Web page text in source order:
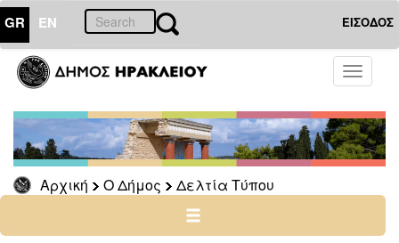
GR EN ΕΙΣΟΔΟΣ
Toggle
Αρχική Ο Δήμος Δελτία Τύπου
ΔΗΜΟΣ
Δελτία
Τύπου
Αρχείο